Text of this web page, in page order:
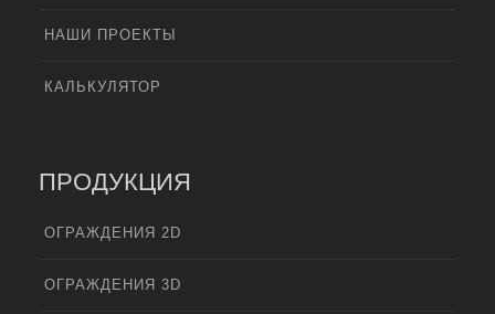
НАШИ ПРОЕКТЫ
КАЛЬКУЛЯТОР
ПРОДУКЦИЯ
ОГРАЖДЕНИЯ 2D
ОГРАЖДЕНИЯ 3D